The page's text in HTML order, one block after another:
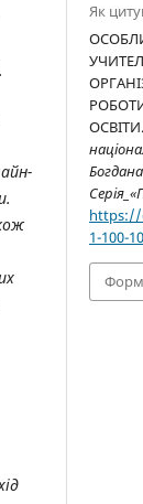
Як
https://
1-100-